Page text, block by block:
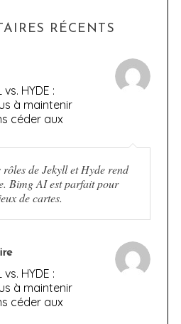
RÉCENTS
HYDE :
à maintenir
céder aux
de Jekyll et Hyde rend
Bimg AI est parfait pour
de cartes.
HYDE :
à maintenir
céder aux